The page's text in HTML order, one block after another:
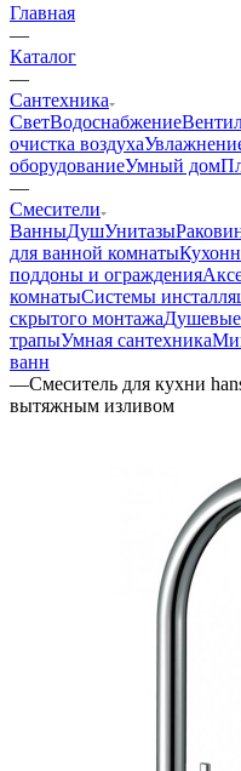
Главная
—
Каталог
—
Сантехника
СветВодоснабжение
очистка воздуха
оборудованиеУмный дом
—
Смесители
ВанныДушУнитазы
для ванной комнаты
поддоны и ограждения
комнатыСистемы
скрытого монтажа
трапыУмная сантехника
ванн
—Смеситель для кухни
вытяжным изливом